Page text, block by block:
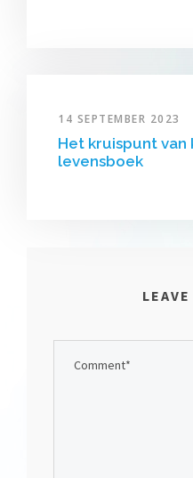
14 SEPTEMBER 2023
Het kruispunt van
levensboek